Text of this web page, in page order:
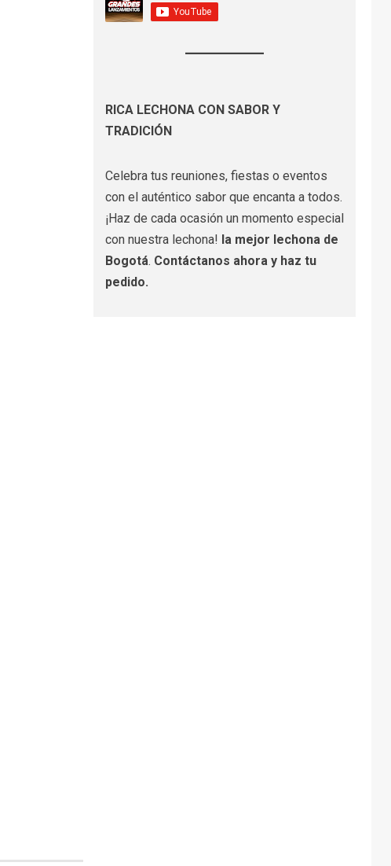
RICA LECHONA CON SABOR Y
TRADICIÓN
Celebra tus reuniones, fiestas o eventos
con el auténtico sabor que encanta a todos.
¡Haz de cada ocasión un momento especial
con nuestra lechona! la mejor lechona de
Bogotá. Contáctanos ahora y haz tu
pedido.